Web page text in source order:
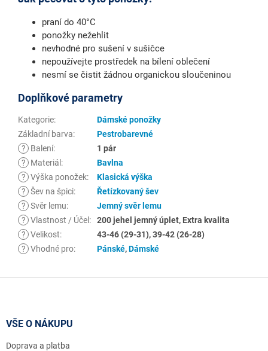
praní do 40°C
ponožky nežehlit
nevhodné pro sušení v sušičce
nepoužívejte prostředek na bílení oblečení
nesmí se čistit žádnou organickou sloučeninou
Doplňkové parametry
Kategorie:
Dámské ponožky
Základní barva:
Pestrobarevné
?
Balení:
1 pár
?
Materiál :
Bavlna
? Výška ponožek:
Klasická výška
? Šev na špici:
Řetízkovaný šev
? Svěr lemu:
Jemný svěr lemu
? Vlastnost / Účel :
200 jehel jemný úplet, Extra kvalita
? Velikost:
43-46 (29-31), 39-42 (26-28)
? Vhodné pro: Pánské,Dámské
VŠE O NÁKUPU
Doprava a platba